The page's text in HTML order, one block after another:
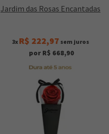
Jardim das Rosas Encantadas
3x R$ 222,97 sem juros
por R$ 668,90